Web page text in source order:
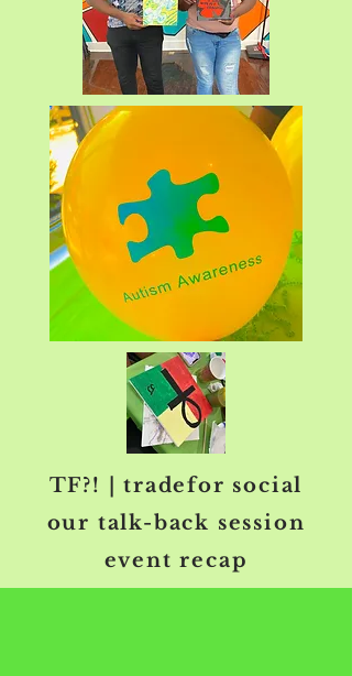
TF?! | tradefor social
our talk-back session
event recap